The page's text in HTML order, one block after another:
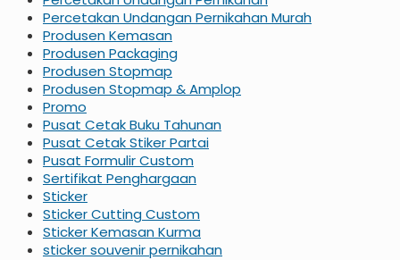
Percetakan Undangan Pernikahan Murah
Produsen Kemasan
Produsen Packaging
Produsen Stopmap
Produsen Stopmap & Amplop
Promo
Pusat Cetak Buku Tahunan
Pusat Cetak Stiker Partai
Pusat Formulir Custom
Sertifikat Penghargaan
Sticker
Sticker Cutting Custom
Sticker Kemasan Kurma
sticker souvenir pernikahan